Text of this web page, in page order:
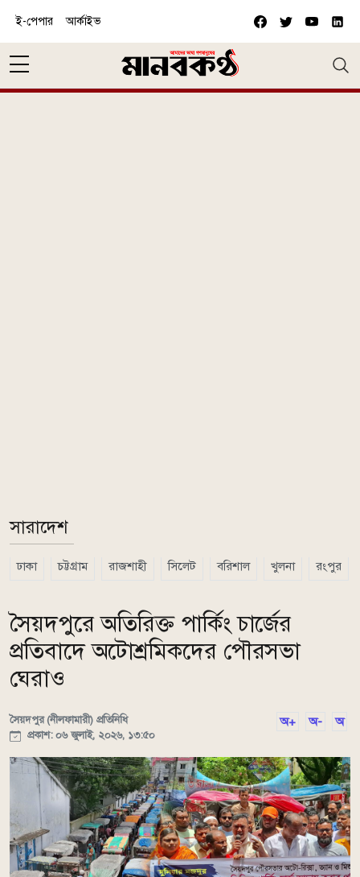
ই-পেপার আর্কাইভ
সারাদেশ
ঢাকা চট্টগ্রাম রাজশাহী সিলেট বরিশাল খুলনা রংপুর
সৈয়দপুরে অতিরিক্ত পার্কিং চার্জের
প্রতিবাদে অটোশ্রমিকদের পৌরসভা
ঘেরাও
সৈয়দপুর (নীলফামারী) প্রতিনিধি
প্রকাশ: ০৬ জুলাই, ২০২৬, ১৩:৫০
অ+ অ- অ